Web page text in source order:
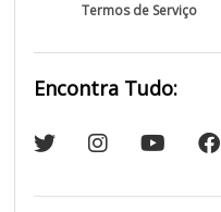
Termos de Serviço
Encontra Tudo: